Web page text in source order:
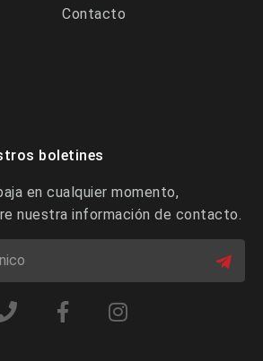
Contacto
boletines
en cualquier momento,
nuestra información de contacto.